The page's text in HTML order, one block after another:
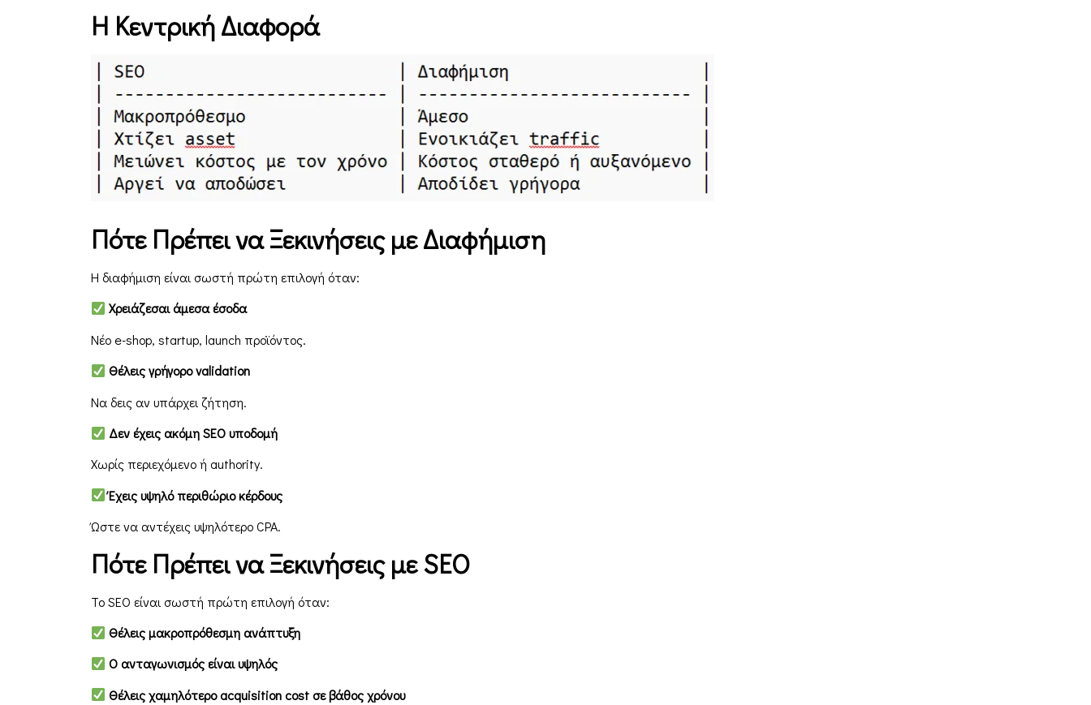
Η Κεντρική Διαφορά
Πότε Πρέπει να Ξεκινήσεις με Διαφήμιση
Η διαφήμιση είναι σωστή πρώτη επιλογή όταν:
Χρειάζεσαι άμεσα έσοδα
Νέο e-shop, startup, launch προϊόντος.
Θέλεις γρήγορο validation
Να δεις αν υπάρχει ζήτηση.
Δεν έχεις ακόμη SEO υποδομή
Χωρίς περιεχόμενο ή authority.
Έχεις υψηλό περιθώριο κέρδους
Ώστε να αντέχεις υψηλότερο CPA.
Πότε Πρέπει να Ξεκινήσεις με SEO
Το SEO είναι σωστή πρώτη επιλογή όταν:
Θέλεις μακροπρόθεσμη ανάπτυξη
Ο ανταγωνισμός είναι υψηλός
Θέλεις χαμηλότερο acquisition cost σε βάθος χρόνου